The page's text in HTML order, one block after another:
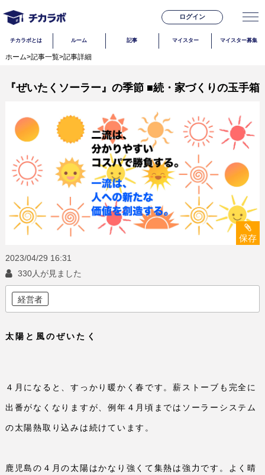
ログイン
チカラボとは ルーム 記事 マイスター マイスター募集
ホーム>記事一覧>記事詳細
『ぜいたくソーラー』の季節 ■続・家づくりの玉手箱
保存
2023/04/29 16:31
330人が見ました
経営者
太陽と風のぜいたく
４月になると、すっかり暖かく春です。薪ストーブも完全に
出番がなくなりますが、例年４月頃まではソーラーシステム
の太陽熱取り込みは続けています。
鹿児島の４月の太陽はかなり強くて集熱は強力です。よく晴